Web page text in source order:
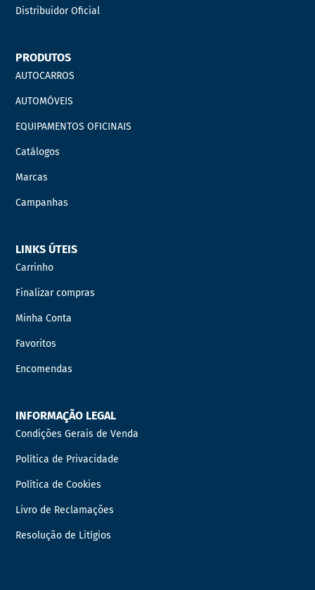
Distribuidor Oficial
PRODUTOS
AUTOCARROS
AUTOMÓVEIS
EQUIPAMENTOS OFICINAIS
Catálogos
Marcas
Campanhas
LINKS ÚTEIS
Carrinho
Finalizar compras
Minha Conta
Favoritos
Encomendas
INFORMAÇÃO LEGAL
Condições Gerais de Venda
Política de Privacidade
Política de Cookies
Livro de Reclamações
Resolução de Litígios